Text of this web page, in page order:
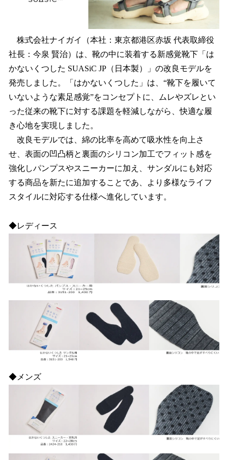
で
す
株式会社ナイガイ（本社：東京都港区赤坂 代表取締役
社長：今泉 賢治）は、靴の中に装着する新感覚靴下「は
かないくつした SUASiC JP（日本製）」の改良モデルを
発売しました。「はかないくつした」は、“靴下を履いて
いないような素足感覚”をコンセプトに、ムレやズレとい
った従来の靴下に対する課題を軽減しながら、快適な履
き心地を実現しました。
改良モデルでは、綿の比率を高めて吸水性を向上さ
せ、表面の凹凸柄と裏面のシリコン加工でフィット感を
強化しパンプスやスニーカーに加え、サンダルにも対応
する商品を新たに追加することであ、より多様なライフ
スタイルに対応する仕様へ進化しています。
◆レディース
◆メンズ